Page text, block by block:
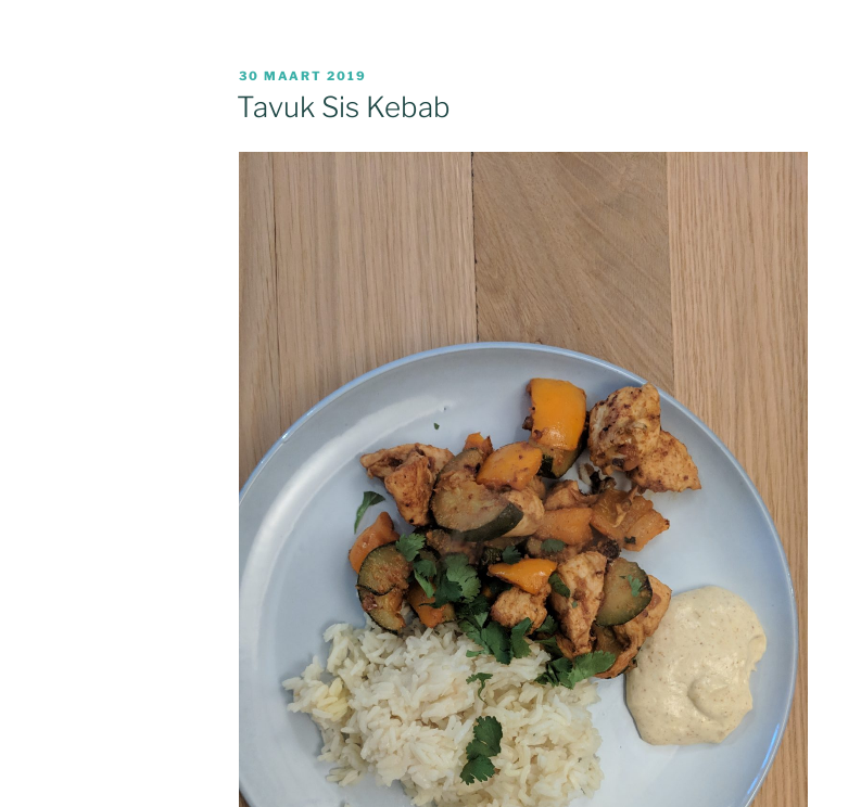
champignons”
GEPLAATST
OP
30 MAART 2019
Tavuk Sis Kebab